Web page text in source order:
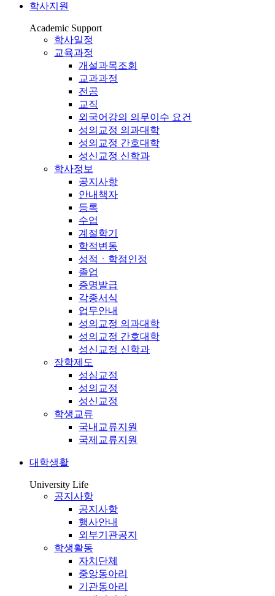
학사지원
Academic Support
학사일정
교육과정
개설과목조회
교과과정
전공
교직
외국어강의 의무이수 요건
성의교정 의과대학
성의교정 간호대학
성신교정 신학과
학사정보
공지사항
안내책자
등록
수업
계절학기
학적변동
성적ㆍ학점인정
졸업
증명발급
각종서식
업무안내
성의교정 의과대학
성의교정 간호대학
성신교정 신학과
장학제도
성심교정
성의교정
성신교정
학생교류
국내교류지원
국제교류지원
대학생활
University Life
공지사항
공지사항
행사안내
외부기관공지
학생활동
자치단체
중앙동아리
기관동아리